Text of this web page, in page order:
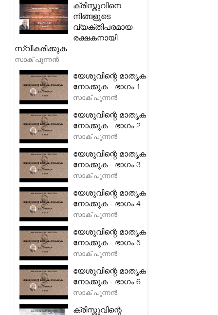
ക്രിസ്തുവിനെ
നിങ്ങളുടെ
വ്യക്തിപരമായ
രക്ഷകനായി
സ്വീകരിക്കുക
സാക് പുന്നൻ
യേശുവിന്റെ മാതൃക
നോക്കുക - ഭാഗം 1
സാക് പുന്നൻ
യേശുവിന്റെ മാതൃക
നോക്കുക - ഭാഗം 2
സാക് പുന്നൻ
യേശുവിന്റെ മാതൃക
നോക്കുക - ഭാഗം 3
സാക് പുന്നൻ
യേശുവിന്റെ മാതൃക
നോക്കുക - ഭാഗം 4
സാക് പുന്നൻ
യേശുവിന്റെ മാതൃക
നോക്കുക - ഭാഗം 5
സാക് പുന്നൻ
യേശുവിന്റെ മാതൃക
നോക്കുക - ഭാഗം 6
സാക് പുന്നൻ
ക്രിസ്തുവിന്റെ